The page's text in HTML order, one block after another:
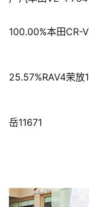
页
闻
财
经
100.00%本田CR-
25.57%RAV4荣放
岳11671